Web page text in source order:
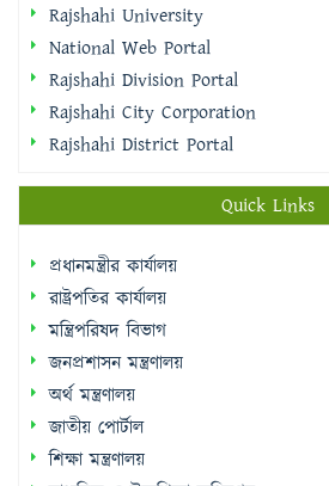
Rajshahi University
National Web Portal
Rajshahi Division Portal
Rajshahi City Corporation
Rajshahi District Portal
Quick Links
প্রধানমন্ত্রীর কার্যালয়
রাষ্ট্রপতির কার্যালয়
মন্ত্রিপরিষদ বিভাগ
জনপ্রশাসন মন্ত্রণালয়
অর্থ মন্ত্রণালয়
জাতীয় পোর্টাল
শিক্ষা মন্ত্রণালয়